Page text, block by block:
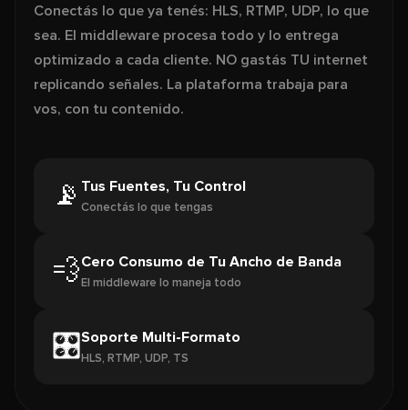
Conectás lo que ya tenés: HLS, RTMP, UDP, lo que
sea. El middleware procesa todo y lo entrega
optimizado a cada cliente. NO gastás TU internet
replicando señales. La plataforma trabaja para
vos, con tu contenido.
📡 Tus Fuentes, Tu Control
Conectás lo que tengas
💨Cero Consumo de Tu Ancho de Banda
El middleware lo maneja todo
🎛️Soporte Multi-Formato
HLS, RTMP, UDP, TS